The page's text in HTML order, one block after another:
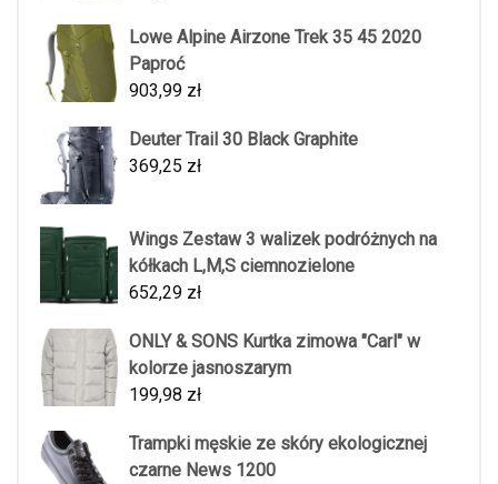
Lowe Alpine Airzone Trek 35 45 2020
Paproć
903,99 zł
Deuter Trail 30 Black Graphite
369,25 zł
Wings Zestaw 3 walizek podróżnych na
kółkach L,M,S ciemnozielone
652,29 zł
ONLY & SONS Kurtka zimowa "Carl" w
kolorze jasnoszarym
199,98 zł
Trampki męskie ze skóry ekologicznej
czarne News 1200